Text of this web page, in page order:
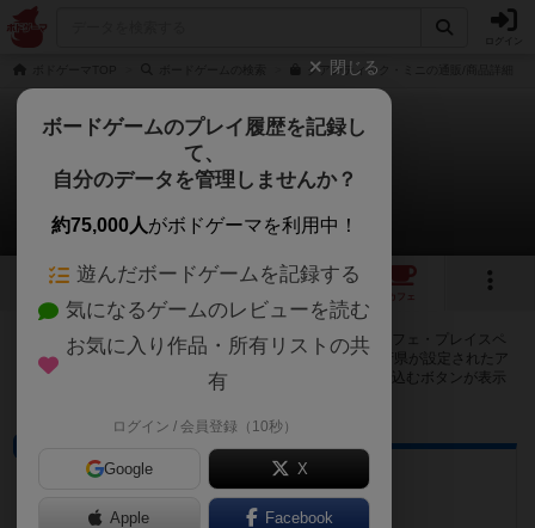
クアンティック・ミニの通販/商品詳細
クアンティック：ミニ
32店のカフェ/スペースが提供中
2 2
カフェ
クアンティック：ミニで遊ぶことができるボードゲームカフェ・プレイスペ
ースが32店登録されています。公開プロフィールの都道府県が設定されたア
カウントでログインすると、同じ都道府県内の店舗に絞り込むボタンが表示
uzumaro
愛知県豊田市西町6-3-4 坂平ビル 1F
閉じる
ボードゲームのプレイ履歴を記録し
て、
自分のデータを管理しませんか？
約75,000人がボドゲーマを利用中！
遊んだボードゲームを記録する
気になるゲームのレビューを読む
お気に入り作品・所有リストの共
有
ログイン / 会員登録（10秒）
Google X
Apple Facebook